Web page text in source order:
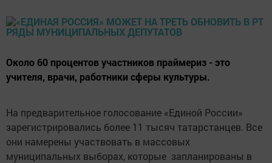
Около 60 процентов участников праймериз - это
учителя, врачи, работники сферы культуры.
На предварительное голосование «Единой России»
зарегистрировались более 11 тысяч татарстанцев. Все
они намерены участвовать в массовых
муниципальных выборах, которые запланированы в